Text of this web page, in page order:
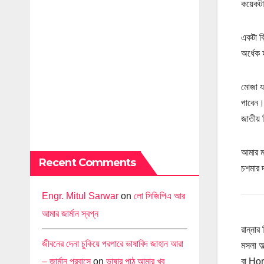
Recent Comments
Engr. Mitul Sarwar on লো সিজিপিএ আর
আমার জার্মান স্বপ্ন
জীবনের দেনা চুকিয়ে পরপারে ভাষাবিদ জাহান আরা
– জার্মান প্রবাসেon ভাষার পাঠ আমার খুব
একটা
অর্ধেক
মোজা
জাতীয়
আমার
চশমার
মসলা
বা